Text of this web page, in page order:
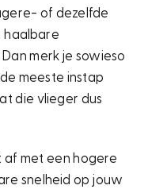
of dezelfde
haalbare
merk je sowieso
meeste instap
die vlieger dus
af met een hogere
snelheid op jouw